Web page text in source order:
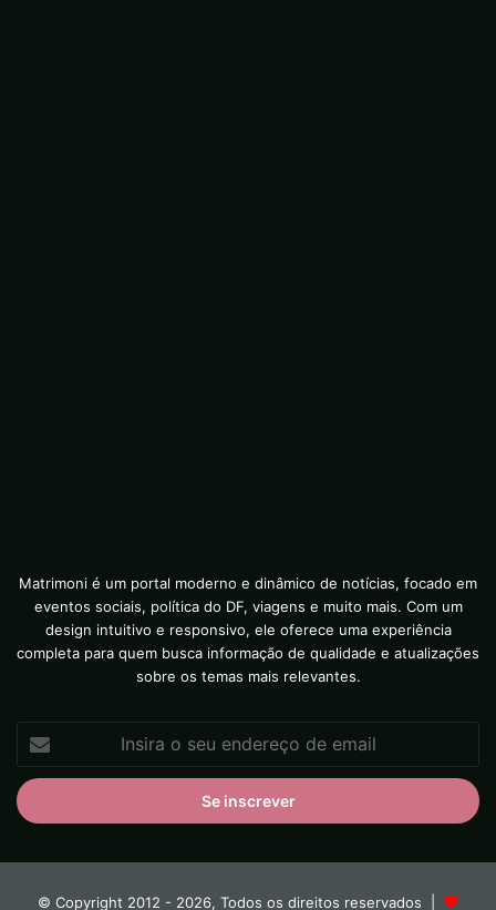
Matrimoni é um portal moderno e dinâmico de notícias, focado em
eventos sociais, política do DF, viagens e muito mais. Com um
design intuitivo e responsivo, ele oferece uma experiência
completa para quem busca informação de qualidade e atualizações
sobre os temas mais relevantes.
seu
endereço
de
© Copyright 2012 - 2026, Todos os direitos reservados |